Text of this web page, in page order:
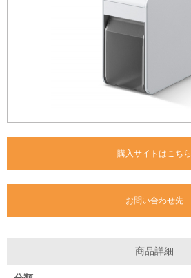
購入サイトはこちら
お問い合わせ先
商品詳細